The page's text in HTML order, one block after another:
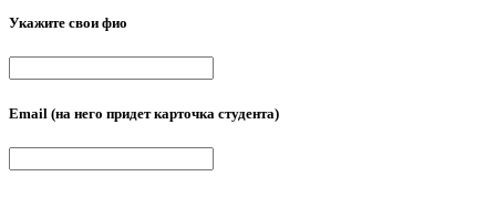
Укажите свои фио
Email (на него придет карточка студента)